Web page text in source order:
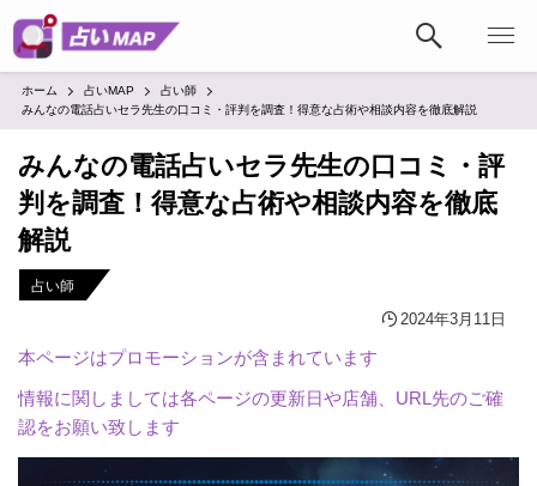
ホーム 占いMAP
占い師
みんなの電話占いセラ先生の口コミ・評判を調査！得意な占術や相談内容を徹底解説
みんなの電話占いセラ先生の口コミ・評
判を調査！得意な占術や相談内容を徹底
解説
占い師
2024年3月11日
本ページはプロモーションが含まれています
情報に関しましては各ページの更新日や店舗、URL先のご確
認をお願い致します